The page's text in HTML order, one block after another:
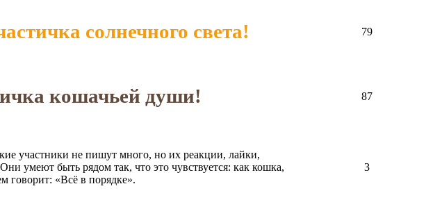
солнечного света! 79
кошачьей души! 87
участники не пишут много, но их реакции, лайки,
умеют быть рядом так, что это чувствуется: как кошка,
говорит: «Всё в порядке».
3